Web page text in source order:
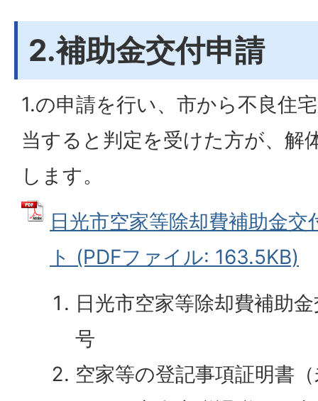
2.補助金交付申請
1.の申請を行い、市から不良住
当すると判定を受けた方が、解
します。
日光市空家等除却費補助金
ト (PDFファイル: 163.5KB)
日光市空家等除却費補助
号
空家等の登記事項証明書